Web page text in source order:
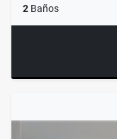
2 Baños